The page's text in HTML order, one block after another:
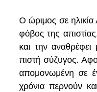
Ο ώριμος σε ηλικία
φόβος της
και την
πιστή σύζυγος.
απομονωμένη σε
χρόνια περνούν